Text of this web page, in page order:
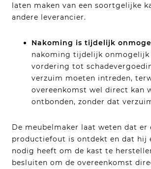
laten maken van een soortgelijke
andere leverancier.
Nakoming is tijdelijk
nakoming tijdelijk onmogelijk
vordering tot
verzuim moeten intreden,
overeenkomst wel direct kan
ontbonden, zonder dat
De meubelmaker laat weten dat er
productiefout is ontdekt en dat hij
nodig heeft om de kast te
besluiten om de overeenkomst